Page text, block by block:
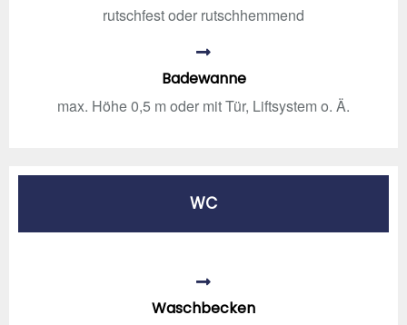
rutschfest oder rutschhemmend
Badewanne
max. Höhe 0,5 m oder mit Tür, Liftsystem o. Ä.
WC
Waschbecken